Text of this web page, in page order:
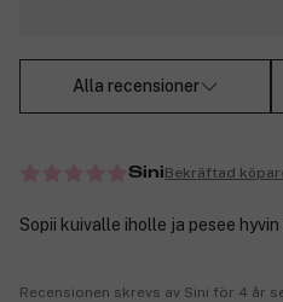
Alla recensioner
SiniBekräftad
Sopii kuivalle iholle ja pesee hyvin
Recensionen skrevs av Sini för 4 år